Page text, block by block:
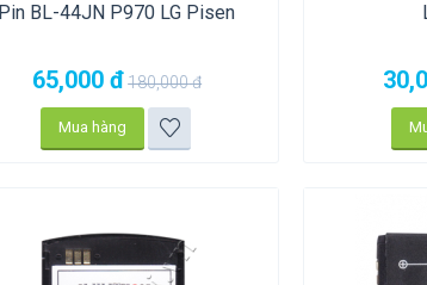
Pin BL-44JN P970 LG Pisen
65,000 đ180,000đ
Mua hàng